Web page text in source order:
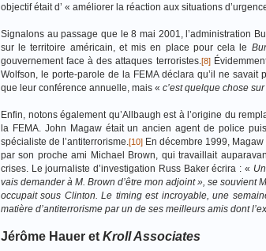
objectif était d’ « améliorer la réaction aux situations
Signalons au passage que le 8 mai 2001, l’administration
sur le territoire américain, et mis en place pour cela le
gouvernement face à des attaques terroristes.[8]
Wolfson, le porte-parole de la FEMA déclara qu’il ne
que leur conférence annuelle, mais « c’est quelque chose
Enfin, notons également qu’Allbaugh est à l’origine du
la FEMA. John Magaw était un ancien agent de police
spécialiste de l’antiterrorisme.[10] En décembre 1999,
par son proche ami Michael Brown, qui travaillait
crises. Le journaliste d’investigation Russ Baker écrira : «
vais demander à M. Brown d’être mon adjoint », se
occupait sous Clinton. Le timing est incroyable, une
matière d’antiterrorisme par un de ses meilleurs amis dont
Jérôme Hauer et Kroll Associates